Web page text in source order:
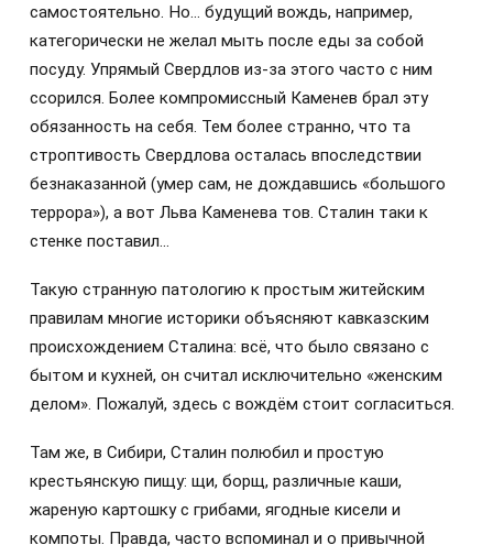
самостоятельно. Но… будущий вождь, например,
категорически не желал мыть после еды за собой
посуду. Упрямый Свердлов из-за этого часто с ним
ссорился. Более компромиссный Каменев брал эту
обязанность на себя. Тем более странно, что та
строптивость Свердлова осталась впоследствии
безнаказанной (умер сам, не дождавшись «большого
террора»), а вот Льва Каменева тов. Сталин таки к
стенке поставил…
Такую странную патологию к простым житейским
правилам многие историки объясняют кавказским
происхождением Сталина: всё, что было связано с
бытом и кухней, он считал исключительно «женским
делом». Пожалуй, здесь с вождём стоит согласиться.
Там же, в Сибири, Сталин полюбил и простую
крестьянскую пищу: щи, борщ, различные каши,
жареную картошку с грибами, ягодные кисели и
компоты. Правда, часто вспоминал и о привычной